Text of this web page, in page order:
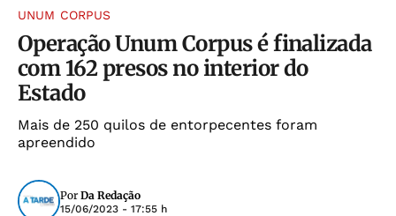
UNUM CORPUS
Operação Unum Corpus é finalizada
com 162 presos no interior do
Estado
Mais de 250 quilos de entorpecentes foram
apreendido
Por Da Redação
15/06/2023 - 17:55 h